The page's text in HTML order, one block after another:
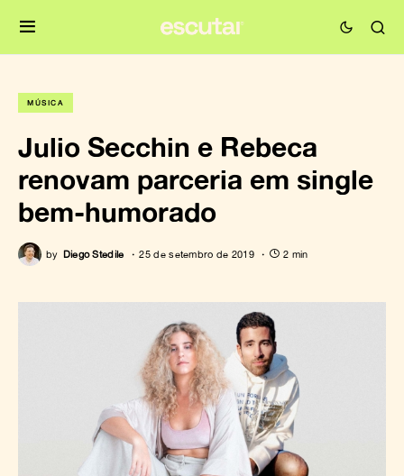
MÚSICA
Julio Secchin e Rebeca
renovam parceria em single
bem-humorado
by Diego Stedile 25 de setembro de 2019 2 min